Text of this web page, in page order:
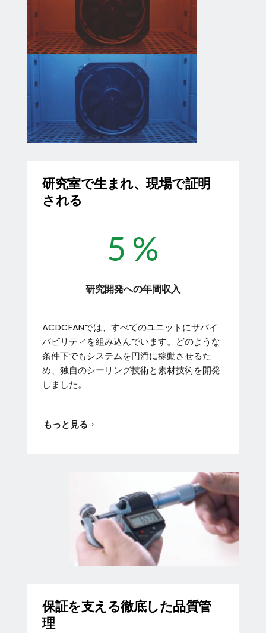
研究室で生まれ、現場で証明
される
5 %
研究開発への年間収入
ACDCFANでは、すべてのユニットにサバイ
バビリティを組み込んでいます。どのような
条件下でもシステムを円滑に稼動させるた
め、独自のシーリング技術と素材技術を開発
しました。
もっと見る
保証を支える徹底した品質管
理